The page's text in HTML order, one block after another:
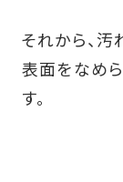
それから、
表面をなめら
す。